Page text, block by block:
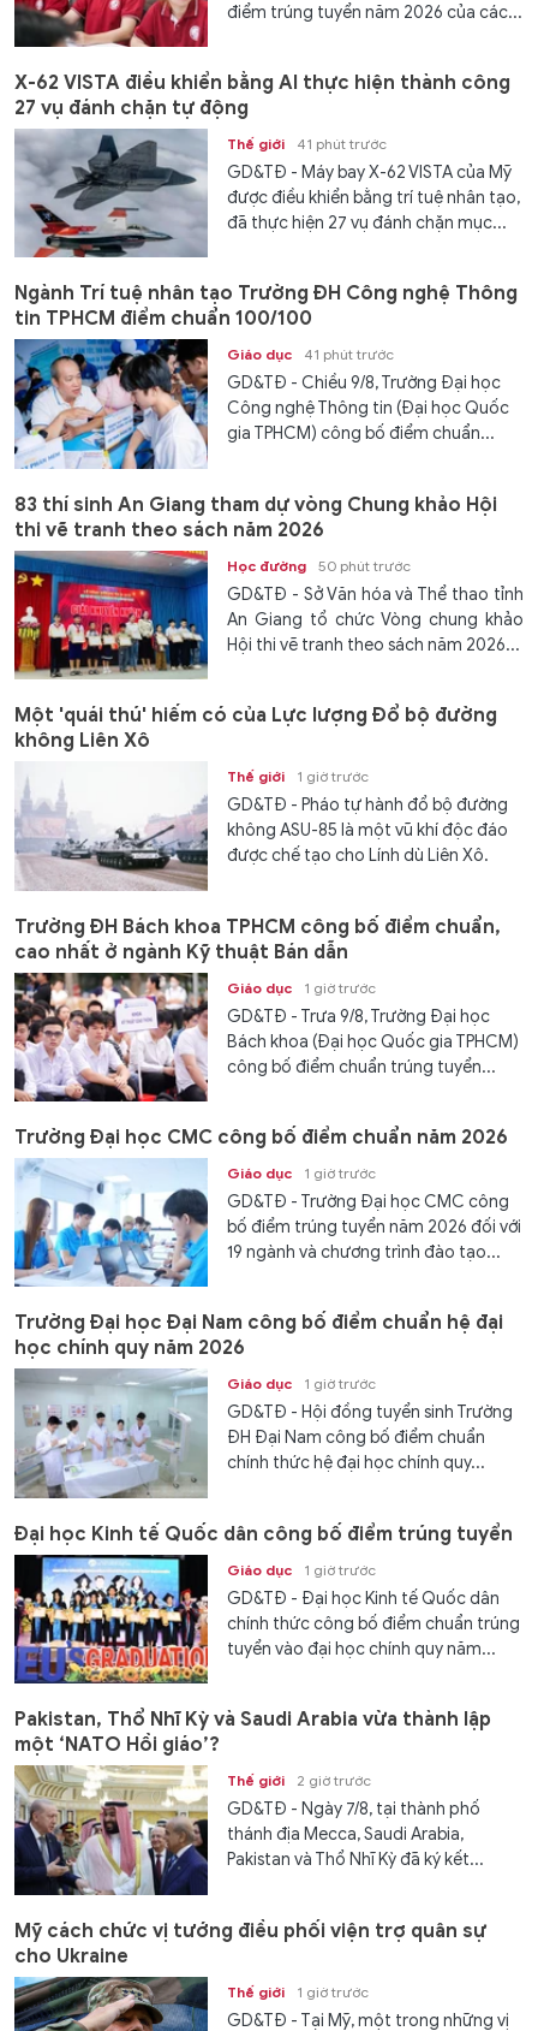
điểm trúng tuyển năm 2026 của các...
X-62 VISTA điều khiển bằng AI thực hiện thành công
27 vụ đánh chặn tự động
Thế giới 41 phút trước
GD&TĐ - Máy bay X-62 VISTA của Mỹ
được điều khiển bằng trí tuệ nhân tạo,
đã thực hiện 27 vụ đánh chặn mục...
Ngành Trí tuệ nhân tạo Trường ĐH Công nghệ Thông
tin TPHCM điểm chuẩn 100/100
Giáo dục 41 phút trước
GD&TĐ - Chiều 9/8, Trường Đại học
Công nghệ Thông tin (Đại học Quốc
gia TPHCM) công bố điểm chuẩn...
83 thí sinh An Giang tham dự vòng Chung khảo Hội
thi vẽ tranh theo sách năm 2026
Học đường 50 phút trước
GD&TĐ - Sở Văn hóa và Thể thao tỉnh
An Giang tổ chức Vòng chung khảo
Hội thi vẽ tranh theo sách năm 2026...
Một 'quái thú' hiếm có của Lực lượng Đổ bộ đường
không Liên Xô
Thế giới 1 giờ trước
GD&TĐ - Pháo tự hành đổ bộ đường
không ASU-85 là một vũ khí độc đáo
được chế tạo cho Lính dù Liên Xô.
Trường ĐH Bách khoa TPHCM công bố điểm chuẩn,
cao nhất ở ngành Kỹ thuật Bán dẫn
Giáo dục 1 giờ trước
GD&TĐ - Trưa 9/8, Trường Đại học
Bách khoa (Đại học Quốc gia TPHCM)
công bố điểm chuẩn trúng tuyển...
Trường Đại học CMC công bố điểm chuẩn năm 2026
Giáo dục 1 giờ trước
GD&TĐ - Trường Đại học CMC công
bố điểm trúng tuyển năm 2026 đối với
19 ngành và chương trình đào tạo...
Trường Đại học Đại Nam công bố điểm chuẩn hệ đại
học chính quy năm 2026
Giáo dục 1 giờ trước
GD&TĐ - Hội đồng tuyển sinh Trường
ĐH Đại Nam công bố điểm chuẩn
chính thức hệ đại học chính quy...
Đại học Kinh tế Quốc dân công bố điểm trúng tuyển
Giáo dục 1 giờ trước
GD&TĐ - Đại học Kinh tế Quốc dân
chính thức công bố điểm chuẩn trúng
tuyển vào đại học chính quy năm...
Pakistan, Thổ Nhĩ Kỳ và Saudi Arabia vừa thành lập
một ‘NATO Hồi giáo’?
Thế giới 2 giờ trước
GD&TĐ - Ngày 7/8, tại thành phố
thánh địa Mecca, Saudi Arabia,
Pakistan và Thổ Nhĩ Kỳ đã ký kết...
Mỹ cách chức vị tướng điều phối viện trợ quân sự
cho Ukraine
Thế giới 1 giờ trước
GD&TĐ - Tại Mỹ, một trong những vị